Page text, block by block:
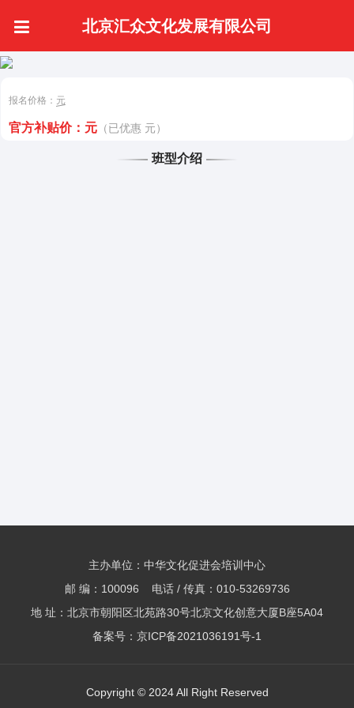
北京汇众文化发展有限公司
报名价格： 元
官方补贴价： 元 （已优惠 元）
班型介绍
主办单位：中华文化促进会培训中心
邮 编：100096 电话 / 传真：010-53269736
地 址：北京市朝阳区北苑路30号北京文化创意大厦B座5A04
备案号：京ICP备2021036191号-1
Copyright © 2024 All Right Reserved